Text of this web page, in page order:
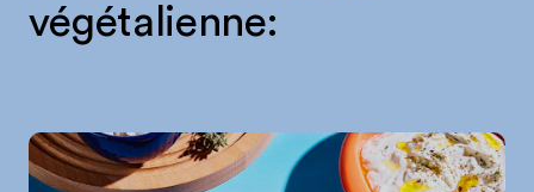
végétalienne: